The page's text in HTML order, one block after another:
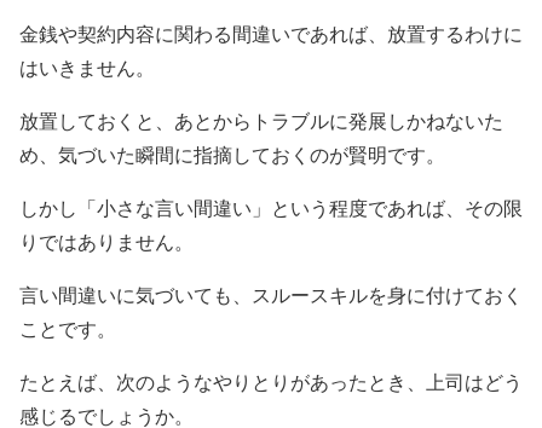
金銭や契約内容に関わる間違いであれば、放置するわけに
はいきません。
放置しておくと、あとからトラブルに発展しかねないた
め、気づいた瞬間に指摘しておくのが賢明です。
しかし「小さな言い間違い」という程度であれば、その限
りではありません。
言い間違いに気づいても、スルースキルを身に付けておく
ことです。
たとえば、次のようなやりとりがあったとき、上司はどう
感じるでしょうか。